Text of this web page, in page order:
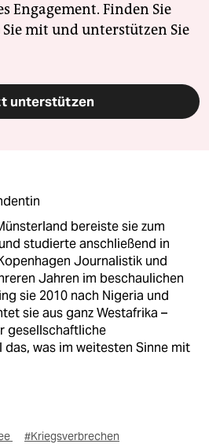
Engagement. Finden Sie
mit und unterstützen Sie
unterstützen
bereiste sie zum
studierte anschließend in
Journalistik und
Jahren im beschaulichen
sie 2010 nach Nigeria und
sie aus ganz Westafrika –
gesellschaftliche
was im weitesten Sinne mit
#Kriegsverbrechen